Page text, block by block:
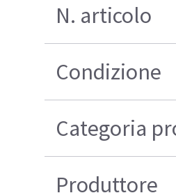
N. articolo
Condizione
Categoria
Produttore